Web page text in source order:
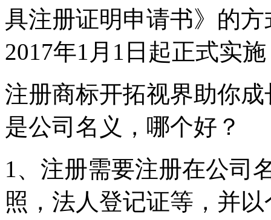
具注册证明申请书》的
2017年1月1日起正式实
注册商标开拓视界助你
是公司名义，哪个好？
1、注册需要注册在公司
照，法人登记证等，并